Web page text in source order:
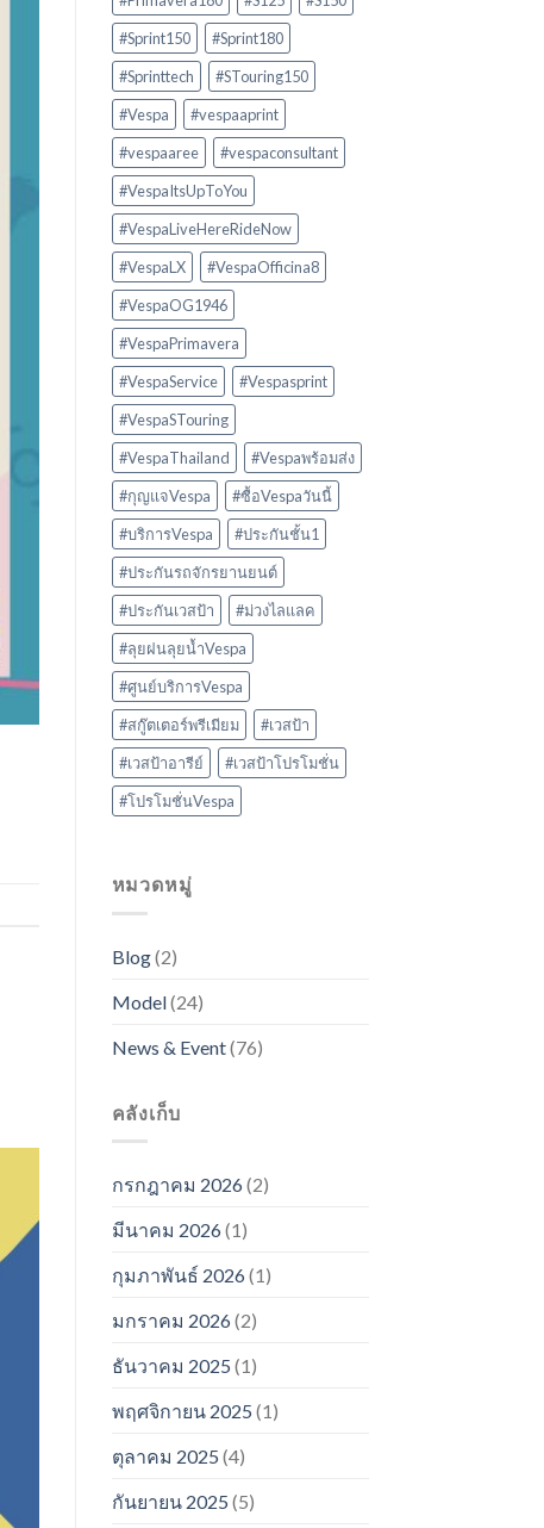
#Sprint150
#Sprint180
#Sprinttech
#STouring150
#Vespa
#vespaaprint
#vespaaree
#vespaconsultant
#VespaItsUpToYou
#VespaLiveHereRideNow
#VespaLX
#VespaOfficina8
#VespaOG1946
#VespaPrimavera
#VespaService
#Vespasprint
#VespaSTouring
#VespaThailand
#Vespaพร้อมส่ง
#กุญแจVespa
#ซื้อVespaวันนี้
#บริการVespa
#ประกันชั้น1
#ประกันรถจักรยานยนต์
#ประกันเวสป้า
#ม่วงไลแลค
#ลุยฝนลุยน้ำVespa
#ศูนย์บริการVespa
#สกู๊ตเตอร์พรีเมียม
#เวสป้า
#เวสป้าอารีย์
#เวสป้าโปรโมชั่น
#โปรโมชั่นVespa
หมวดหมู่
Blog(2)
Model(24)
News & Event(76)
คลังเก็บ
กรกฎาคม 2026(2)
มีนาคม 2026(1)
กุมภาพันธ์ 2026(1)
มกราคม 2026(2)
ธันวาคม 2025 (1)
พฤศจิกายน 2025 (1)
ตุลาคม 2025 (4)
กันยายน 2025 (5)